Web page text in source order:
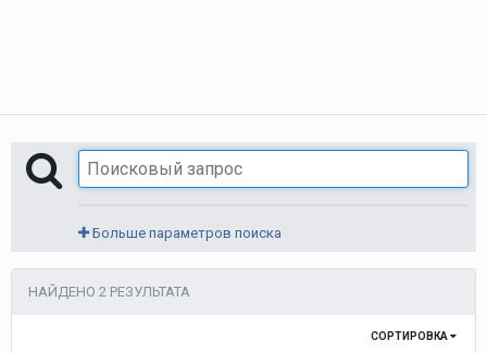
Больше параметров поиска
НАЙДЕНО 2 РЕЗУЛЬТАТА
СОРТИРОВКА